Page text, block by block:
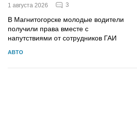
1 августа 2026 3
В Магнитогорске молодые водители
получили права вместе с
напутствиями от сотрудников ГАИ
АВТО